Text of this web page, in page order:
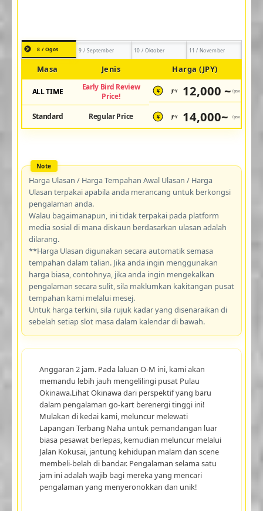
8 / Ogos 9 / September 10 / Oktober 11 / November
Masa Jenis Harga (JPY)
ALL TIME
Early Bird Review
Price!
¥ JPY 12,000 ~ /pax
Standard Regular Price ¥ JPY 14,000~ /pax
Harga Ulasan / Harga Tempahan Awal Ulasan / Harga
Ulasan terpakai apabila anda merancang untuk berkongsi
pengalaman anda.
Walau bagaimanapun, ini tidak terpakai pada platform
media sosial di mana diskaun berdasarkan ulasan adalah
dilarang.
**Harga Ulasan digunakan secara automatik semasa
tempahan dalam talian. Jika anda ingin menggunakan
harga biasa, contohnya, jika anda ingin mengekalkan
pengalaman secara sulit, sila maklumkan kakitangan pusat
tempahan kami melalui mesej.
Untuk harga terkini, sila rujuk kadar yang disenaraikan di
sebelah setiap slot masa dalam kalendar di bawah.
Anggaran 2 jam. Pada laluan O-M ini, kami akan
memandu lebih jauh mengelilingi pusat Pulau
Okinawa.Lihat Okinawa dari perspektif yang baru
dalam pengalaman go-kart berenergi tinggi ini!
Mulakan di kedai kami, meluncur melewati
Lapangan Terbang Naha untuk pemandangan luar
biasa pesawat berlepas, kemudian meluncur melalui
Jalan Kokusai, jantung kehidupan malam dan scene
membeli-belah di bandar. Pengalaman selama satu
jam ini adalah wajib bagi mereka yang mencari
pengalaman yang menyeronokkan dan unik!